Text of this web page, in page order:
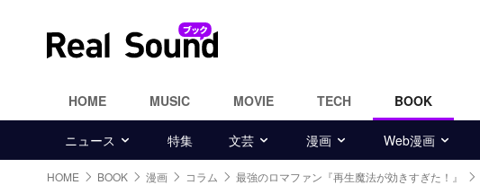
HOME MUSIC MOVIE TECH BOOK
ニュース 特集 文芸 漫画 Web漫画
HOME BOOK 漫画 コラム 最強のロマファン『再生魔法が効きすぎた！』